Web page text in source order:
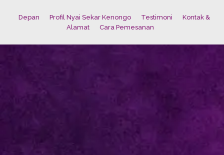
Depan Profil Nyai Sekar Kenongo Testimoni
Kontak &
Alamat
Cara Pemesanan